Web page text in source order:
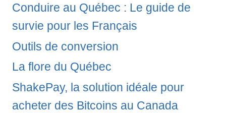
Conduire au Québec : Le guide de
survie pour les Français
Outils de conversion
La flore du Québec
ShakePay, la solution idéale pour
acheter des Bitcoins au Canada